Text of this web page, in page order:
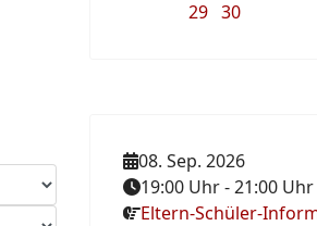
29 30
08. Sep. 2026
19:00 Uhr-21:00 Uhr
Eltern-Schüler-